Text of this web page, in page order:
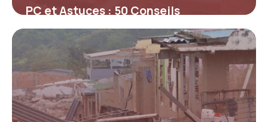
PC et Astuces : 50 Conseils
Optimisation 2026
16 avril 2026